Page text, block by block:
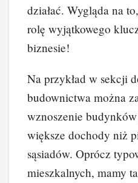
działać. Wygląda na
rolę wyjątkowego
biznesie!
Na przykład w sekcji
budownictwa można
wznoszenie
większe dochody niż
sąsiadów. Oprócz
mieszkalnych, mamy